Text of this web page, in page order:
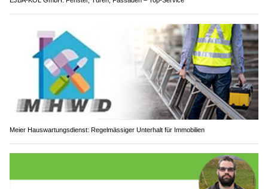
Meier Hauswartungsdienst: Regelmässiger Unterhalt für Immobilien